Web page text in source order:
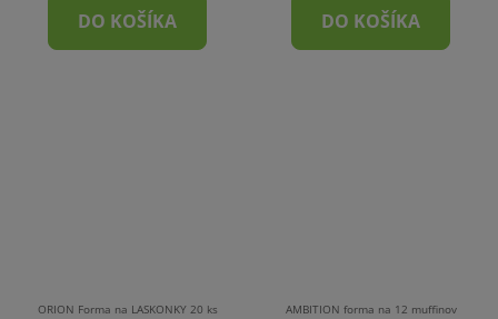
DO KOŠÍKA DO KOŠÍKA
ORION Forma na LASKONKY 20 ks
AMBITION forma na 12 muffinov